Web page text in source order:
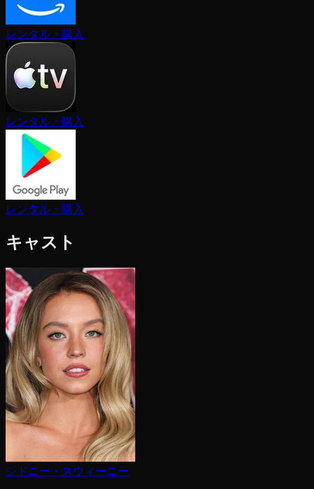
レンタル・購入
レンタル・購入
レンタル・購入
キャスト
シドニー・スウィーニー